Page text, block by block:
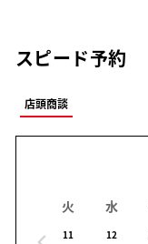
スピード予約
店頭商談
火
11
水
12